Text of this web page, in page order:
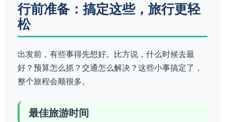
行前准备：搞定这些，旅行更轻
松
出发前，有些事得先想好。比方说，什么时候去最
好？预算怎么抓？交通怎么解决？这些小事搞定了，
整个旅程会顺很多。
最佳旅游时间